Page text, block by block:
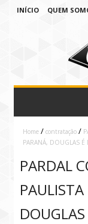
INÍCIO QUEM
Home / contratação /
PARANÁ, DOUGLAS É
PARDAL